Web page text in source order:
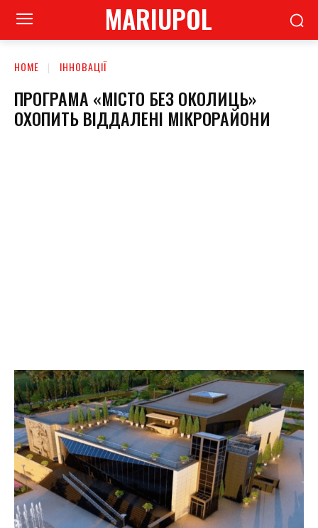
MARIUPOL
HOME ІННОВАЦІЇ
ПРОГРАМА «МІСТО БЕЗ ОКОЛИЦЬ»
ОХОПИТЬ ВІДДАЛЕНІ МІКРОРАЙОНИ